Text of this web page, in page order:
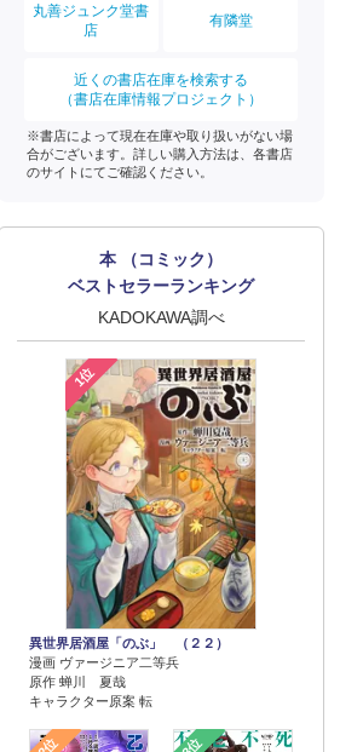
丸善ジュンク堂書
店
有隣堂
近くの書店在庫を検索する
（書店在庫情報プロジェクト）
※書店によって現在在庫や取り扱いがない場
合がございます。詳しい購入方法は、各書店
のサイトにてご確認ください。
本 （コミック）
ベストセラーランキング
KADOKAWA調べ
1位
異世界居酒屋「のぶ」 （２２）
漫画 ヴァージニア二等兵
原作 蝉川 夏哉
キャラクター原案 転